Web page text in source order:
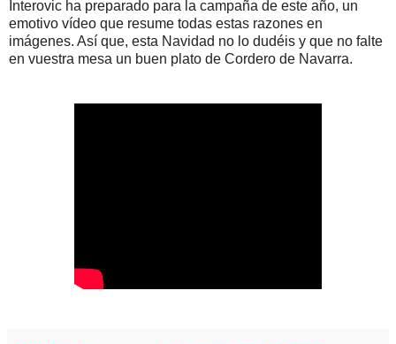
Interovic ha preparado para la campaña de este año, un
emotivo vídeo que resume todas estas razones en
imágenes. Así que, esta Navidad no lo dudéis y que no falte
en vuestra mesa un buen plato de Cordero de Navarra.